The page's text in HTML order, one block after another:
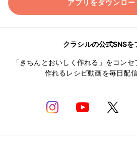
アプリをダウンロー
クラシルの公式SNSを
「きちんとおいしく作れる」をコン
作れるレシピ動画を毎日配